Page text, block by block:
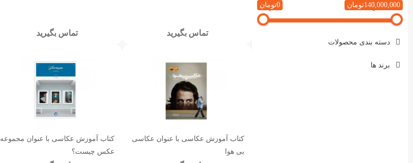
تماس بگیرید تماس بگیرید
کتاب آموزش عکاسی با عنوان عکاسی
بی هوا
کتاب آموزش عکاسی با عنوان مجموعه
عکس چیست؟
0تومان 140,000,000تومان
دسته بندی محصولات
برند ها